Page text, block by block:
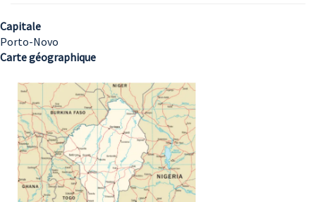
Capitale
Porto-Novo
Carte géographique
Image